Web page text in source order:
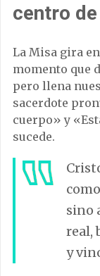
centro
La Misa gira
momento que
pero llena
sacerdote
cuerpo» y
sucede.
sino
real,
y